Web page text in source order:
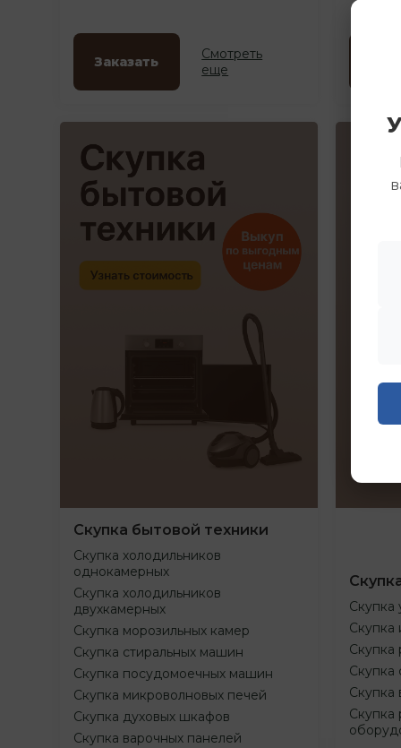
Заказать
Смотреть
еще
Скупка бытовой техники
Скупка холодильников
однокамерных
Скупка холодильников
двухкамерных
Скупка морозильных камер
Скупка стиральных машин
Скупка посудомоечных машин
Скупка микроволновых печей
Скупка духовых шкафов
Скупка варочных панелей
Скупка
Скупка
Скупка
Скупка
Скупка
Скупка